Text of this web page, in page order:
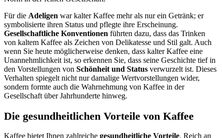
Für die Adeligen war kalter Kaffee mehr als nur ein Getränk; er
symbolisierte ihren Status und pflegte ihre Erscheinung.
Gesellschaftliche Konventionen führten dazu, dass das Trinken
von kaltem Kaffee als Zeichen von Delikatesse und Stil galt. Auch
wenn Sie heute möglicherweise denken, dass kalter Kaffee eine
Unannehmlichkeit ist, so erkennen Sie, dass seine Geschichte tief in
den Vorstellungen von Schönheit und Status verwurzelt ist. Dieses
Verhalten spiegelt nicht nur damalige Wertvorstellungen wider,
sondern formte auch die Wahrnehmung von Kaffee in der
Gesellschaft über Jahrhunderte hinweg.
Die gesundheitlichen Vorteile von Kaffee
Kaffee bietet Ihnen zahlreiche gesundheitliche Vorteile. Reich an